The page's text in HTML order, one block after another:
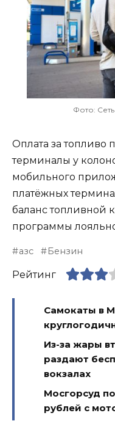
Фото:
Оплата за топливо
терминалы у
мобильного
платёжных
баланс топливной
программы
азс Бензин
Рейтинг
Самокаты в
Из-за жары
раздают
вокзалах
Мосгорсуд
рублей с